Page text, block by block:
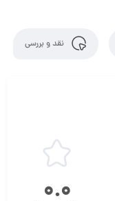
نقد و بررسی
0.0